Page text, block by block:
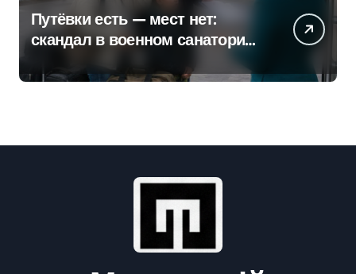
Путёвки есть — мест нет:
скандал в военном санатории